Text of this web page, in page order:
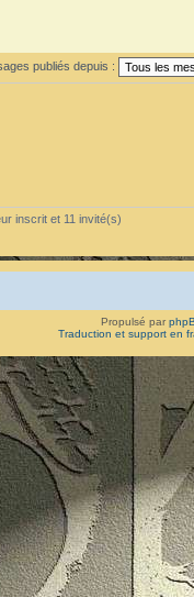
publiés depuis :
inscrit et 11 invité(s)
Propulsé par
Traduction et support en